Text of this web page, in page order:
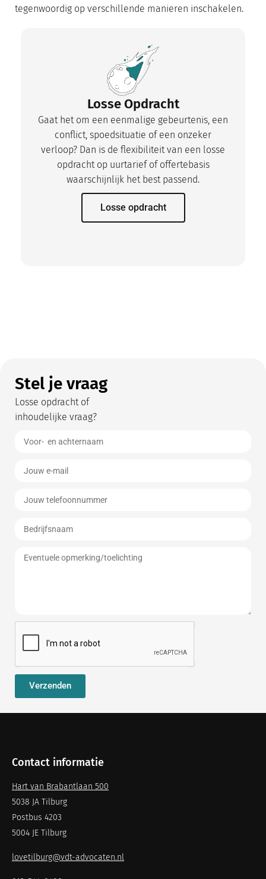
tegenwoordig op verschillende manieren inschakelen.
Losse Opdracht
Gaat het om een eenmalige gebeurtenis, een
conflict, spoedsituatie of een onzeker
verloop? Dan is de flexibiliteit van een losse
opdracht op uurtarief of offertebasis
waarschijnlijk het best passend.
Losse opdracht
Stel je vraag
Losse opdracht of
inhoudelijke vraag?
Verzenden
Contact informatie
Hart van Brabantlaan 500
5038 JA Tilburg
Postbus 4203
5004 JE Tilburg
lovetilburg@vdt-advocaten.nl